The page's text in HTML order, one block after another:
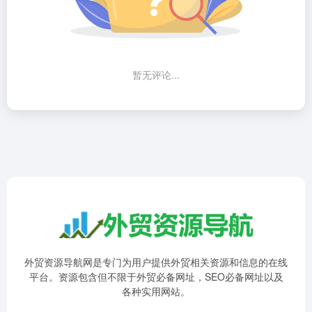
暂无评论...
外贸资源导航网是专门为用户提供外贸相关资源和信息的在线
平台。资源包含但不限于外贸必备网址，SEO必备网址以及
各种实用网站。